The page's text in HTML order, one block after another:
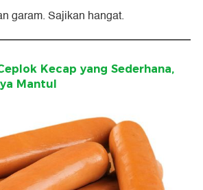
garam. Sajikan hangat.
Kecap yang Sederhana,
Mantul